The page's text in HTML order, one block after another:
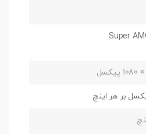
Super